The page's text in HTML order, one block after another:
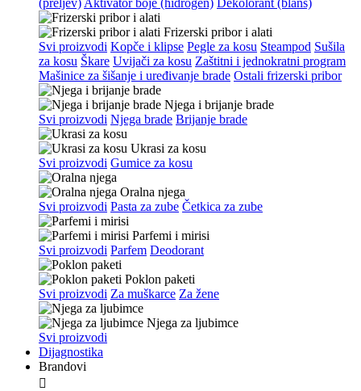
(preljev) Aktivator boje (hidrogen) Dekolorant (blanš)
Frizerski pribor i alati
Svi proizvodi Kopče i klipse Pegle za kosu Steampod Sušila
za kosu Škare Uvijači za kosu Zaštitni i jednokratni program
Mašinice za šišanje i uređivanje brade Ostali frizerski pribor
Njega i brijanje brade
Svi proizvodi Njega brade Brijanje brade
Ukrasi za kosu
Svi proizvodi Gumice za kosu
Oralna njega
Svi proizvodi Pasta za zube Četkica za zube
Parfemi i mirisi
Svi proizvodi Parfem Deodorant
Poklon paketi
Svi proizvodi Za muškarce Za žene
Njega za ljubimce
Svi proizvodi
Dijagnostika
Brandovi
